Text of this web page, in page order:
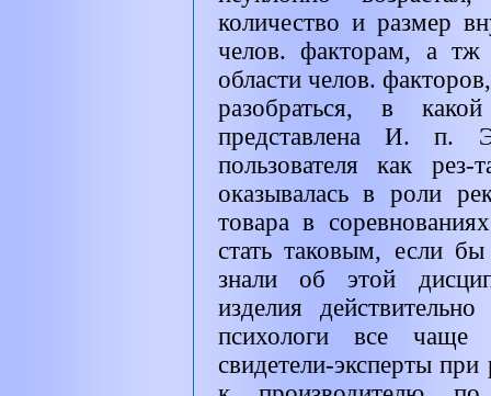
количество и размер
челов. факторам, а тж
области челов.
разобраться, в
представлена И. п.
пользователя как
оказывалась в роли
товара в
стать таковым, если
знали об этой
изделия
психологи все чаще
свидетели-эксперты